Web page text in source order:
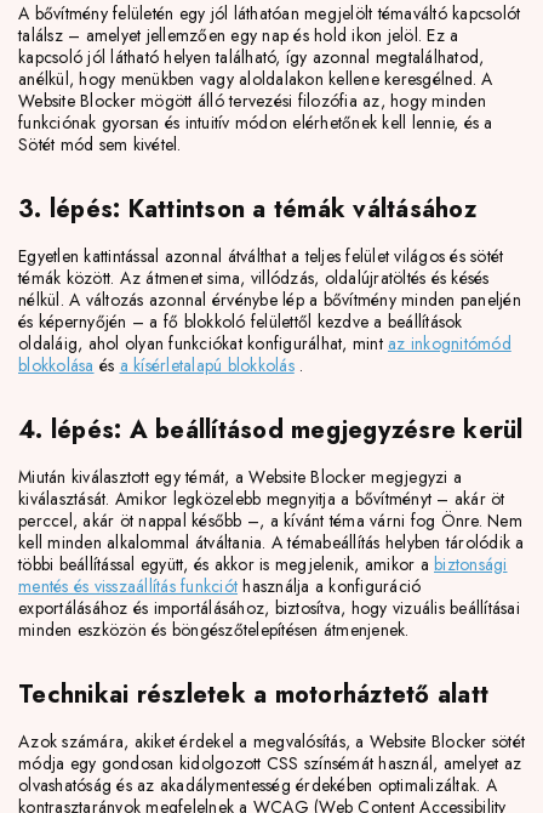
A bővítmény felületén egy jól láthatóan megjelölt témaváltó kapcsolót
találsz – amelyet jellemzően egy nap és hold ikon jelöl. Ez a
kapcsoló jól látható helyen található, így azonnal megtalálhatod,
anélkül, hogy menükben vagy aloldalakon kellene keresgélned. A
Website Blocker mögött álló tervezési filozófia az, hogy minden
funkciónak gyorsan és intuitív módon elérhetőnek kell lennie, és a
Sötét mód sem kivétel.
3. lépés: Kattintson a témák váltásához
Egyetlen kattintással azonnal átválthat a teljes felület világos és sötét
témák között. Az átmenet sima, villódzás, oldalújratöltés és késés
nélkül. A változás azonnal érvénybe lép a bővítmény minden paneljén
és képernyőjén – a fő blokkoló felülettől kezdve a beállítások
oldaláig, ahol olyan funkciókat konfigurálhat, mint az inkognitómód
blokkolása és a kísérletalapú blokkolás.
4. lépés: A beállításod megjegyzésre kerül
Miután kiválasztott egy témát, a Website Blocker megjegyzi a
kiválasztását. Amikor legközelebb megnyitja a bővítményt – akár öt
perccel, akár öt nappal később –, a kívánt téma várni fog Önre. Nem
kell minden alkalommal átváltania. A témabeállítás helyben tárolódik a
többi beállítással együtt, és akkor is megjelenik, amikor a biztonsági
mentés és visszaállítás funkciót használja a konfiguráció
exportálásához és importálásához, biztosítva, hogy vizuális beállításai
minden eszközön és böngészőtelepítésen átmenjenek.
Technikai részletek a motorháztető alatt
Azok számára, akiket érdekel a megvalósítás, a Website Blocker sötét
módja egy gondosan kidolgozott CSS színsémát használ, amelyet az
olvashatóság és az akadálymentesség érdekében optimalizáltak. A
kontrasztarányok megfelelnek a WCAG (Web Content Accessibility